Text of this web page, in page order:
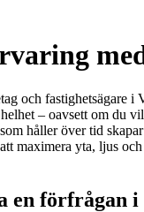
och
– oavsett om du
håller över tid
yta, ljus
en förfrågan i